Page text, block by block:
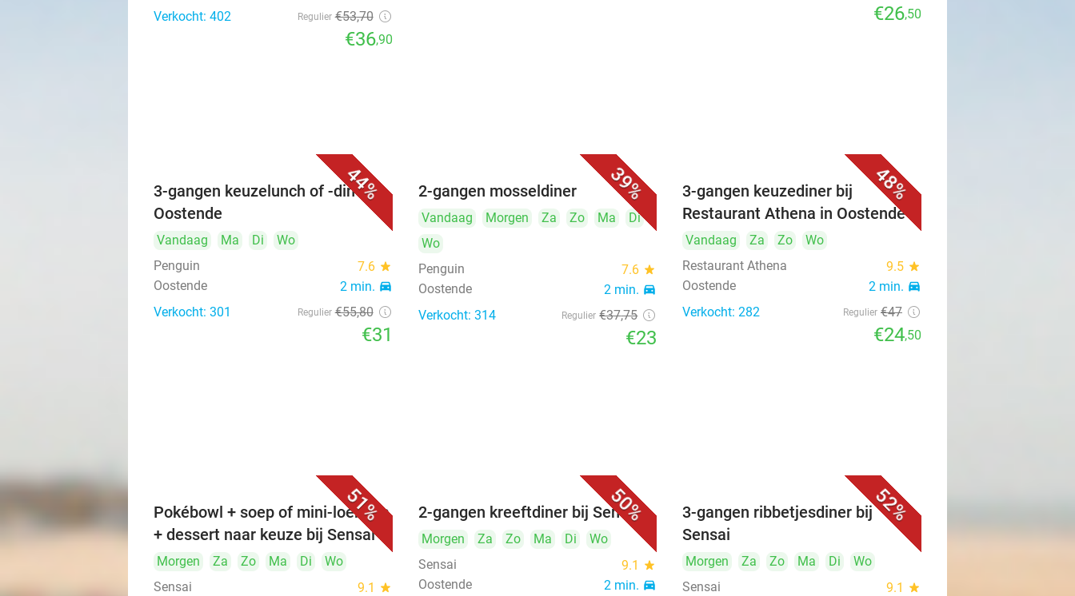
Verkocht: 402 Regulier €53,70
€36,90
€26,50
44%
3-gangen keuzelunch of -diner in
Oostende
Vandaag Ma Di
Wo
Penguin
7.6 star
Oostende 2 min. directions_car
Verkocht: 301 Regulier €55,80
€31
39%
2-gangen mosseldiner
Vandaag Morgen Za Zo Ma
Di
Wo
Penguin
7.6 star
Oostende 2 min. directions_car
Verkocht: 314 Regulier €37,75
€23
48%
3-gangen keuzediner bij
Restaurant Athena in Oostende
Vandaag Za Zo
Wo
Restaurant Athena
9.5 star
Oostende 2 min. directions_car
Verkocht: 282 Regulier €47
€24,50
51%
Pokébowl + soep of mini-loempia
+ dessert naar keuze bij Sensai
Morgen Za Zo Ma Di
Wo
Sensai
9.1 star
50%
2-gangen kreeftdiner bij Sensai
Morgen Za Zo Ma Di
Wo
Sensai
9.1 star
Oostende 2 min. directions_car
52%
3-gangen ribbetjesdiner bij
Sensai
Morgen Za Zo Ma Di
Wo
Sensai
9.1 star